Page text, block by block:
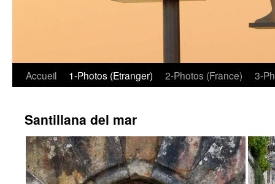
Aller
contenu
Accueil 1-Photos (Etranger) 2-Photos (France) 3-
Santillana del mar